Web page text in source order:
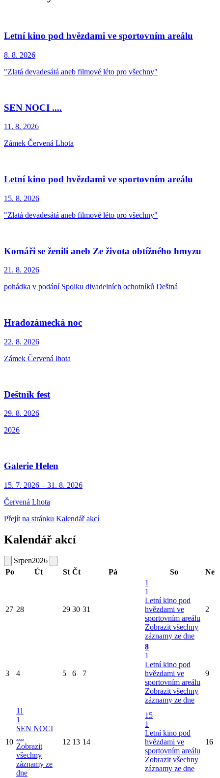
Letní kino pod hvězdami ve sportovním areálu
8. 8. 2026
"Zlatá devadesátá aneb filmové léto pro všechny"
SEN NOCI ....
11. 8. 2026
Zámek Červená Lhota
Letní kino pod hvězdami ve sportovním areálu
15. 8. 2026
"Zlatá devadesátá aneb filmové léto pro všechny"
Komáři se ženili aneb Ze života obtížného hmyzu
21. 8. 2026
pohádka v podání Spolku divadelních ochotníků Deštná
Hradozámecká noc
22. 8. 2026
Zámek Červená lhota
Deštník fest
29. 8. 2026
2026
Galerie Helen
15. 7. 2026 – 31. 8. 2026
Červená Lhota
Přejít na stránku Kalendář akcí
Kalendář akcí
Srpen2026
Po
Út St Čt Pá So Ne
27 28 29 30 31
1
1
Letní kino pod
hvězdami ve
sportovním areálu
Zobrazit všechny
záznamy ze dne
2
3 4 5 6 7
8
1
Letní kino pod
hvězdami ve
sportovním areálu
Zobrazit všechny
záznamy ze dne
9
10
11
1
SEN NOCI
....
Zobrazit
všechny
záznamy ze
dne
12 13 14
15
1
Letní kino pod
hvězdami ve
sportovním areálu
Zobrazit všechny
záznamy ze dne
16